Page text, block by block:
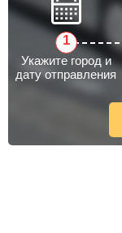
Укажите город и
дату отправления